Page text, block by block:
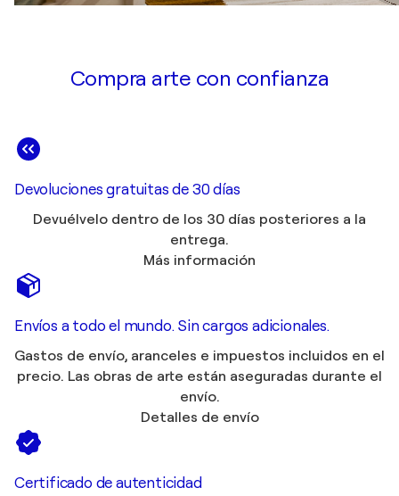
Compra arte con confianza
Devoluciones gratuitas de 30 días
Devuélvelo dentro de los 30 días posteriores a la
entrega.
Más información
Envíos a todo el mundo. Sin cargos adicionales.
Gastos de envío, aranceles e impuestos incluidos en el
precio. Las obras de arte están aseguradas durante el
envío.
Detalles de envío
Certificado de autenticidad